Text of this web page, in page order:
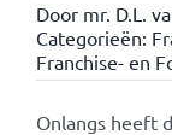
Door mr. D.L.
Categorieën:
Franchise- en
Onlangs heeft